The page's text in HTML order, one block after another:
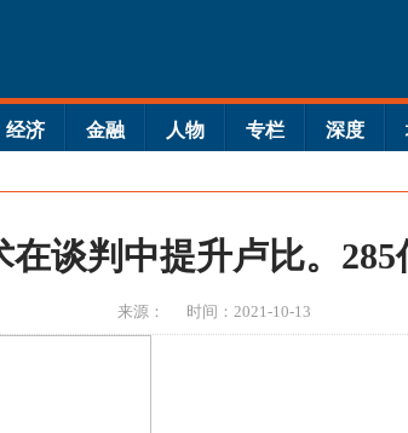
经济 金融 人物 专栏 深度
在谈判中提升卢比。285
来源： 时间：2021-10-13